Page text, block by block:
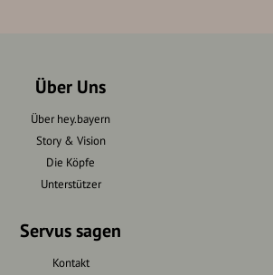
Über Uns
Über hey.bayern
Story & Vision
Die Köpfe
Unterstützer
Servus sagen
Kontakt